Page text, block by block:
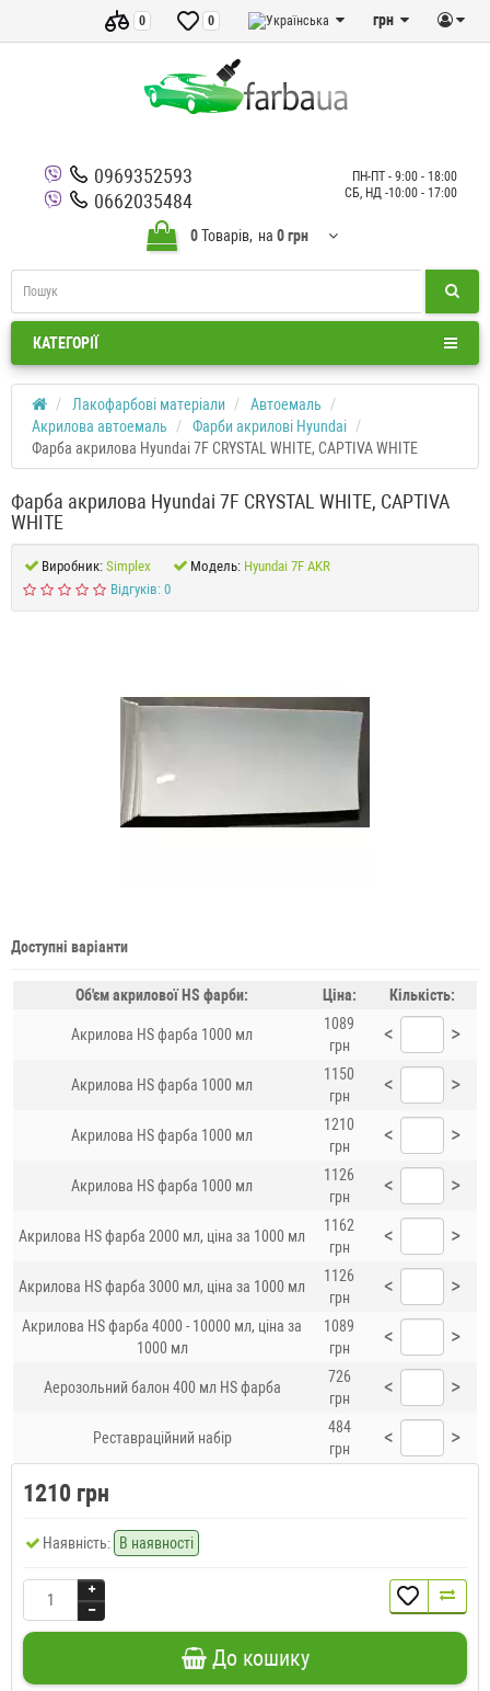
грн
0
0
0969352593
0662035484
ПН-ПТ - 9:00 - 18:00
СБ, НД -10:00 - 17:00
0Товарів, на 0 грн
КАТЕГОРІЇ
Лакофарбові матеріали
Автоемаль
Акрилова автоемаль
Фарби акрилові Hyundai
Фарба акрилова Hyundai 7F CRYSTAL WHITE, CAPTIVA WHITE
Фарба акрилова Hyundai 7F CRYSTAL WHITE, CAPTIVA
WHITE
Виробник: Simplex Модель: Hyundai 7F AKR
Відгуків: 0
Доступні варіанти
Об'єм акрилової HS фарби: Ціна: Кількість:
Акрилова HS фарба 1000 мл
1089
грн
< >
Акрилова HS фарба 1000 мл
1150
грн
< >
Акрилова HS фарба 1000 мл
1210
грн
< >
Акрилова HS фарба 1000 мл
1126
грн
< >
Акрилова HS фарба 2000 мл, ціна за 1000 мл
1162
грн
< >
Акрилова HS фарба 3000 мл, ціна за 1000 мл
1126
грн
< >
Акрилова HS фарба 4000 - 10000 мл, ціна за
1000 мл
1089
грн
< >
Аерозольний балон 400 мл HS фарба
726
грн
< >
Реставраційний набір
484
грн
< >
1210 грн
Наявність: В наявності
До кошику